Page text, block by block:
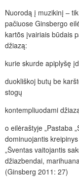
Nuorodą į muzikinį –
pačiuose Ginsbergo
kartõs įvairiais būdais
džiazą:
kurie skurde apiplyšę
duokliškoj butų be
stogų
kontempliuodami
o eilėraštyje „Pastaba
dominuojantis
„Šventas vaitojantis
džiazbendai,
(Ginsberg 2011: 27)